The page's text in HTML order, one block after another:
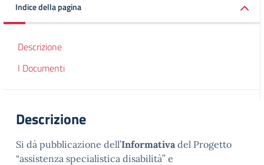
Indice della pagina
Descrizione
I Documenti
Descrizione
Si dà pubblicazione dell’Informativadel Progetto
“assistenza specialistica disabilità” e